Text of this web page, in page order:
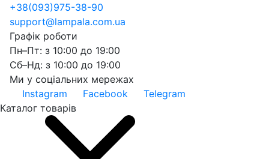
+38(093)975-38-90
support@lampala.com.ua
Графік роботи
Пн–Пт: з 10:00 до 19:00
Сб–Нд: з 10:00 до 19:00
Ми у соціальних мережах
Instagram
Facebook
Telegram
Каталог товарів